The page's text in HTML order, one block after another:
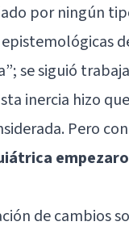
por ningún
se siguió
inercia hizo
Pero
de cambios